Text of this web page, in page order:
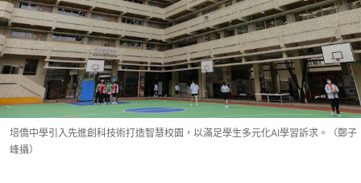
培僑中學引入先進創科技術打造智慧校園，以滿足學生多元化AI學習訴求。（鄭子
峰攝）